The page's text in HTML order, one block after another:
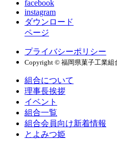
facebook
instagram
ダウンロード
ページ
プライバシーポリシー
Copyright © 福岡県菓子工業組
組合について
理事長挨拶
イベント
組合一覧
組合会員向け新着情報
とよみつ姫